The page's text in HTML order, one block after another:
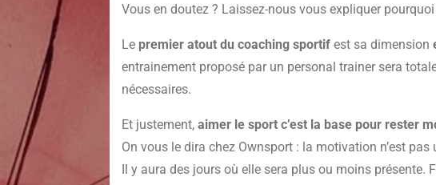
Vous en doutez ? Laissez-nous vous expliquer
Le premier atout du coaching sportif est sa dimension
entrainement proposé par un personal trainer sera
nécessaires.
Et justement, aimer le sport c’est la base pour rester
On vous le dira chez Ownsport : la motivation n’est
Il y aura des jours où elle sera plus ou moins